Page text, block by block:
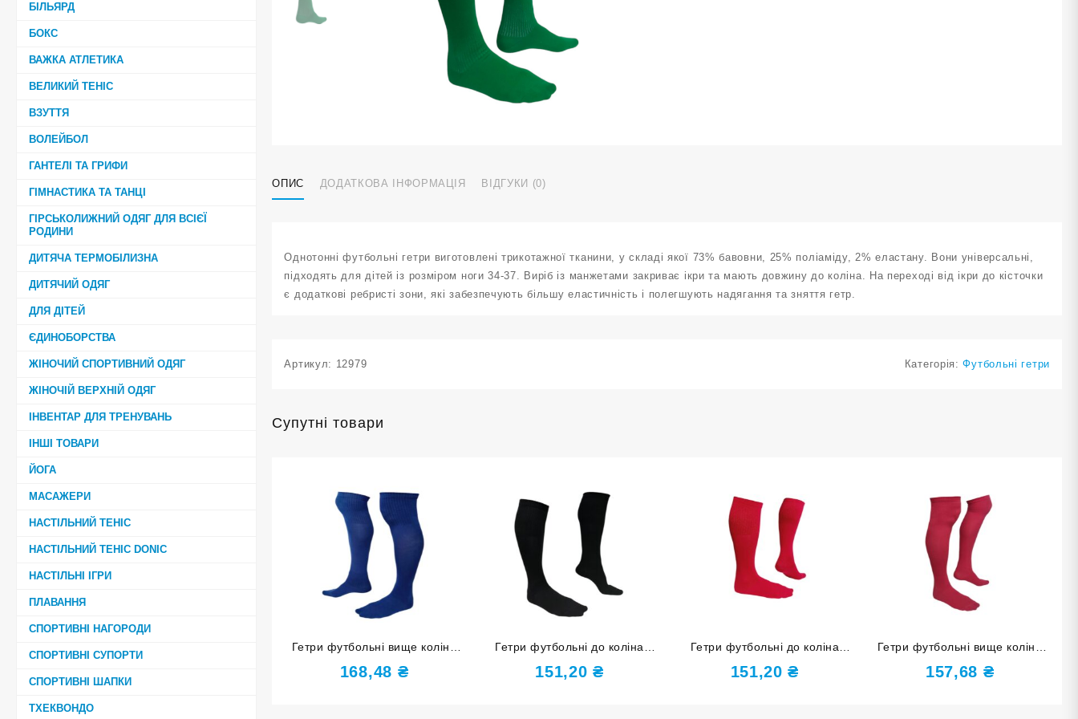
БІЛЬЯРД
БОКС
ВАЖКА АТЛЕТИКА
ВЕЛИКИЙ ТЕНІС
ВЗУТТЯ
ВОЛЕЙБОЛ
ГАНТЕЛІ ТА ГРИФИ
ГІМНАСТИКА ТА ТАНЦІ
ГІРСЬКОЛИЖНИЙ ОДЯГ ДЛЯ ВСІЄЇ
РОДИНИ
ДИТЯЧА ТЕРМОБІЛИЗНА
ДИТЯЧИЙ ОДЯГ
ДЛЯ ДІТЕЙ
ЄДИНОБОРСТВА
ЖІНОЧИЙ СПОРТИВНИЙ ОДЯГ
ЖІНОЧІЙ ВЕРХНІЙ ОДЯГ
ІНВЕНТАР ДЛЯ ТРЕНУВАНЬ
ІНШІ ТОВАРИ
ЙОГА
МАСАЖЕРИ
НАСТІЛЬНИЙ ТЕНІС
НАСТІЛЬНИЙ ТЕНІС DONIC
НАСТІЛЬНІ ІГРИ
ПЛАВАННЯ
СПОРТИВНІ НАГОРОДИ
СПОРТИВНІ СУПОРТИ
СПОРТИВНІ ШАПКИ
ТХЕКВОНДО
ОПИС ДОДАТКОВА ІНФОРМАЦІЯ ВІДГУКИ (0)
Однотонні футбольні гетри виготовлені трикотажної тканини, у складі якої 73% бавовни, 25% поліаміду, 2% еластану. Вони універсальні,
підходять для дітей із розміром ноги 34-37. Виріб із манжетами закриває ікри та мають довжину до коліна. На переході від ікри до кісточки
є додаткові ребристі зони, які забезпечують більшу еластичність і полегшують надягання та зняття гетр.
Артикул: 12979 Категорія:Футбольні гетри
Супутні товари
Гетри футбольні вище коліна
розмір 38-40 темно-сині
168,48 ₴
Гетри футбольні до коліна
розмір 34-37 чорні
151,20₴
Гетри футбольні до коліна
розмір 34-37 червоні
151,20₴
Гетри футбольні вище коліна
розмір 34-37 червоні
157,68 ₴